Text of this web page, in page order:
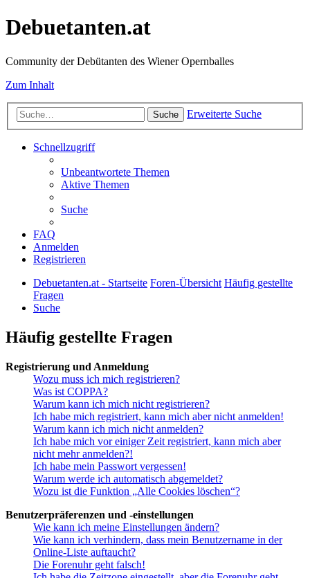
Debuetanten.at
Community der Debütanten des Wiener Opernballes
Zum Inhalt
Suche Erweiterte Suche
Schnellzugriff
Unbeantwortete Themen
Aktive Themen
Suche
FAQ
Anmelden
Registrieren
Debuetanten.at - Startseite Foren-Übersicht Häufig gestellte
Fragen
Suche
Häufig gestellte Fragen
Registrierung und Anmeldung
Wozu muss ich mich registrieren?
Was ist COPPA?
Warum kann ich mich nicht registrieren?
Ich habe mich registriert, kann mich aber nicht anmelden!
Warum kann ich mich nicht anmelden?
Ich habe mich vor einiger Zeit registriert, kann mich aber
nicht mehr anmelden?!
Ich habe mein Passwort vergessen!
Warum werde ich automatisch abgemeldet?
Wozu ist die Funktion „Alle Cookies löschen“?
Benutzerpräferenzen und -einstellungen
Wie kann ich meine Einstellungen ändern?
Wie kann ich verhindern, dass mein Benutzername in der
Online-Liste auftaucht?
Die Forenuhr geht falsch!